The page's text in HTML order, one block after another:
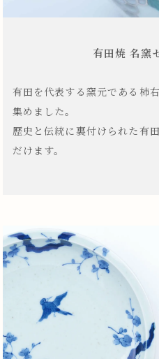
有田焼 名窯
有田を代表する窯元である柿
集めました。
歴史と伝統に裏付けられた有
だけます。